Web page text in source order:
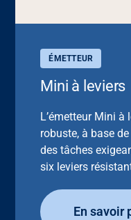
ÉMETTEUR
Mini à leviers
L’émetteur Mini
robuste, à base
des tâches
six leviers
En savoir